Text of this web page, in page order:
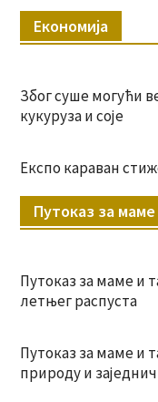
Економија
Због суше могући
кукуруза и соје
Експо караван
Путоказ за
Путоказ за маме и
летњег распуста
Путоказ за маме и
природу и